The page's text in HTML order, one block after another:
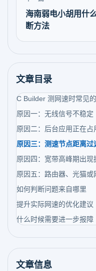
海南弱电小胡用什
断方法
文章目录
C Builder 测网速时常见
原因一：无线信号不稳定
原因二：后台应用正在占
原因三：测速节点距离过
原因四：宽带高峰期出现
原因五：路由器、光猫或
如何判断问题来自哪里
提升实际网速的优化建议
什么时候需要进一步报障
文章信息